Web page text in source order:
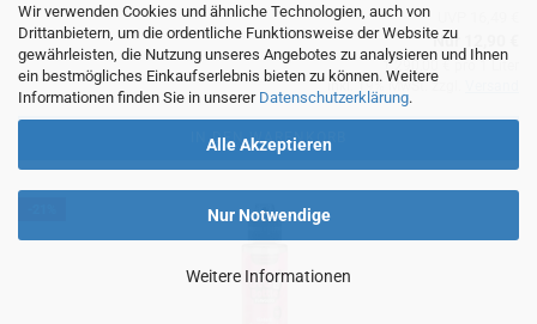
Wir verwenden Cookies und ähnliche Technologien, auch von
Drittanbietern, um die ordentliche Funktionsweise der Website zu
gewährleisten, die Nutzung unseres Angebotes zu analysieren und Ihnen
ein bestmögliches Einkaufserlebnis bieten zu können. Weitere
Informationen finden Sie in unserer Datenschutzerklärung.
Alle Akzeptieren
Nur Notwendige
Weitere Informationen
Nur 12,90 €
1.290,00 € pro 1 Liter
inkl. 19% MwSt. zzgl.
IN DEN WARENKORB